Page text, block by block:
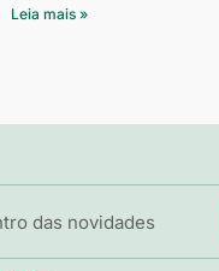
Leia mais »